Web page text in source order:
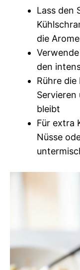
Lass den
die
den
Rühre
bleibt
Für extra
Nüsse